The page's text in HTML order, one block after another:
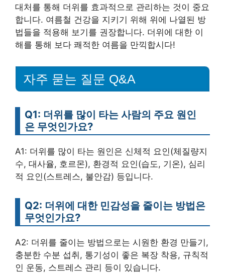
대처를 통해 더위를 효과적으로 관리하는 것이 중요
합니다. 여름철 건강을 지키기 위해 위에 나열된 방
법들을 적용해 보기를 권장합니다. 더위에 대한 이
해를 통해 보다 쾌적한 여름을 만끽합시다!
자주 묻는 질문 Q&A
Q1: 더위를 많이 타는 사람의 주요 원인
은 무엇인가요?
A1: 더위를 많이 타는 원인은 신체적 요인(체질량지
수, 대사율, 호르몬), 환경적 요인(습도, 기온), 심리
적 요인(스트레스, 불안감) 등입니다.
Q2: 더위에 대한 민감성을 줄이는 방법은
무엇인가요?
A2: 더위를 줄이는 방법으로는 시원한 환경 만들기,
충분한 수분 섭취, 통기성이 좋은 복장 착용, 규칙적
인 운동, 스트레스 관리 등이 있습니다.